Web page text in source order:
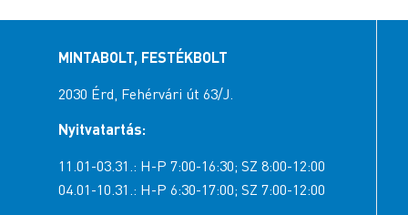
MINTABOLT, FESTÉKBOLT
2030 Érd, Fehérvári út 63/J.
Nyitvatartás:
11.01-03.31.: H-P 7:00-16:30; SZ 8:00-12:00
04.01-10.31.: H-P 6:30-17:00; SZ 7:00-12:00